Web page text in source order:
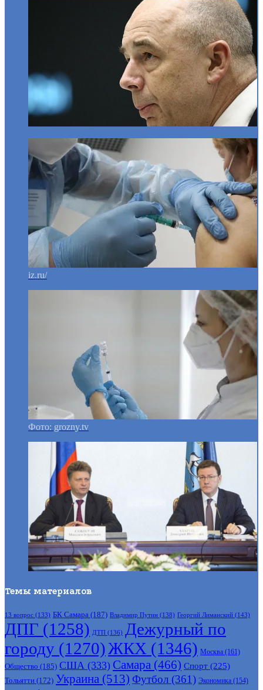
iz.ru/
Фото: grozny.tv
Темы материалов
13 вопрос (133) БК Самара (187) Владимир Путин (138) Георгий Лиманский (143)
ДПГ (1258) ДТП (136) Дежурный по
городу (1270)ЖКХ (1346) Москва (161)
Общество (185) США (333) Самара (466) Спорт (225)
Тольятти (172) Украина (513) Футбол (361) Экономика (154)